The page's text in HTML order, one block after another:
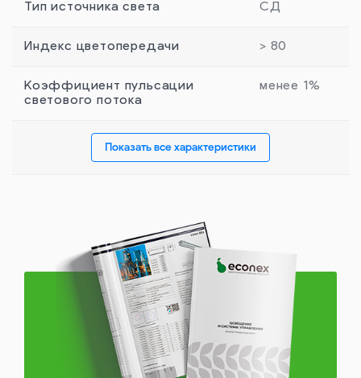
Тип источника света СД
Индекс цветопередачи > 80
Коэффициент пульсации
светового потока
менее 1%
Показать все характеристики